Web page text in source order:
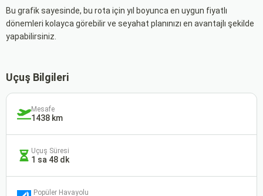
Bu grafik sayesinde, bu rota için yıl boyunca en uygun fiyatlı
dönemleri kolayca görebilir ve seyahat planınızı en avantajlı şekilde
yapabilirsiniz.
Uçuş Bilgileri
Mesafe
1438 km
Uçuş Süresi
1 sa 48 dk
Popüler Havayolu